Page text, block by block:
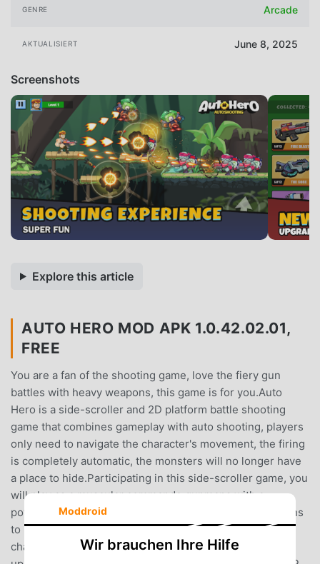
GENRE Arcade
AKTUALISIERT June 8, 2025
Screenshots
Explore this article
AUTO HERO MOD APK 1.0.42.02.01,
FREE
You are a fan of the shooting game, love the fiery gun
battles with heavy weapons, this game is for you.Auto
Hero is a side-scroller and 2D platform battle shooting
game that combines gameplay with auto shooting, players
only need to navigate the character's movement, the firing
is completely automatic, the monsters will no longer have
a place to hide.Participating in this side-scroller game, you
will play as a muscular commando gunmans with a
powerful gunfire, evil monsters with challenging missions
to upgrade into a super hero. Monsters after each
challenge will become stronger, if our hero cannot level
Moddroid
Wir brauchen Ihre Hilfe